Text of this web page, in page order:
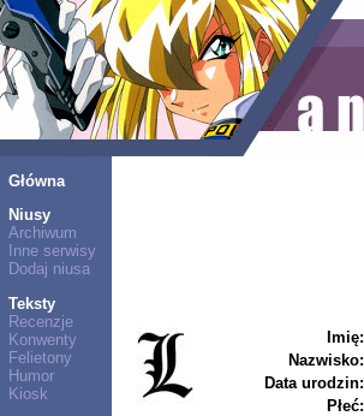
Główna
Niusy
Archiwum
Inne serwisy
Dodaj niusa
Teksty
Recenzje
Konwenty
Felietony
Humor
Kiosk
Imię:
Nazwisko:
Data urodzin:
Płeć: